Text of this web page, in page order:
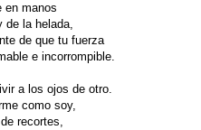
en manos
de la helada,
de que tu fuerza
e incorrompible.
a los ojos de otro.
como soy,
recortes,